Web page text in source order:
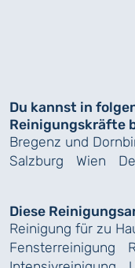
Du kannst in
Reinigungskräfte
Bregenz und
Salzburg
Wien
Diese
Reinigung für zu
Fensterreinigung